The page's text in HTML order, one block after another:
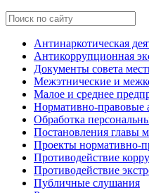
Антинаркотическая
Антикоррупционная
Документы совета
Межэтнические и
Малое и среднее
Нормативно-правовые
Обработка
Постановления главы
Проекты нормативно-
Противодействие
Противодействие
Публичные слушания